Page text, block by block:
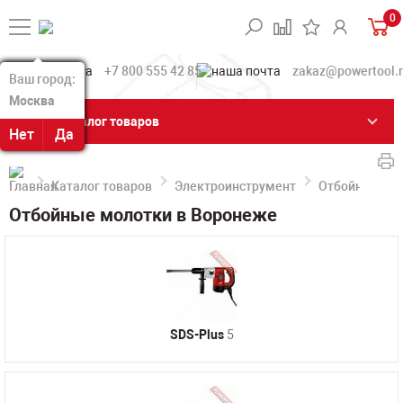
Ваш город:
Москва
Нет Да
Ваш город:
Москва
Нет Да
0
+7 800 555 42 85
Каталог товаров
Каталог товаров Электроинструмент Отбойные
Отбойные молотки в Воронеже
SDS-Plus 5